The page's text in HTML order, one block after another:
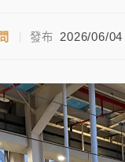
狀態正好卻因左膝
炸新北！通報109
狂炸新北！時雨量
| 發布 2026/06/